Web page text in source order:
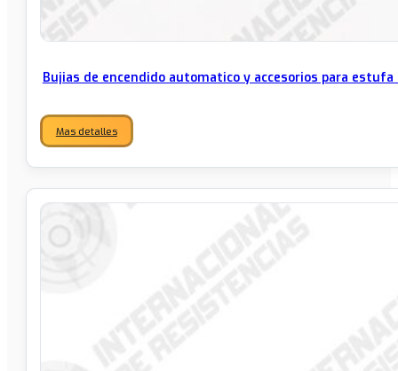
Bujias de encendido automatico y accesorios para estufa
Mas detalles